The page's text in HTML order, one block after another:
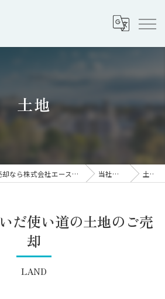
土地
東京都板橋の不動産売却なら株式会社エースコーポレーション 当社の特徴 土地
だ使い道の土地のご売
却
LAND